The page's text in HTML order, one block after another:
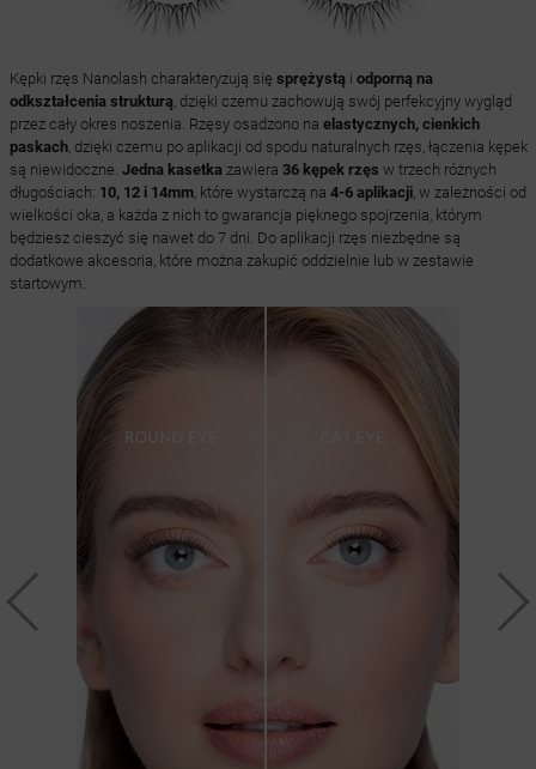
Kępki rzęs Nanolash charakteryzują się sprężystąi odporną na
odkształcenia strukturą, dzięki czemu zachowują swój perfekcyjny wygląd
przez cały okres noszenia. Rzęsy osadzono na elastycznych, cienkich
paskach, dzięki czemu po aplikacji od spodu naturalnych rzęs, łączenia kępek
są niewidoczne. Jedna kasetkazawiera 36 kępek rzęs w trzech różnych
długościach: 10, 12 i 14mm, które wystarczą na 4-6 aplikacji, w zależności od
wielkości oka, a każda z nich to gwarancja pięknego spojrzenia, którym
będziesz cieszyć się nawet do 7 dni. Do aplikacji rzęs niezbędne są
dodatkowe akcesoria, które można zakupić oddzielnie lub w zestawie
startowym.